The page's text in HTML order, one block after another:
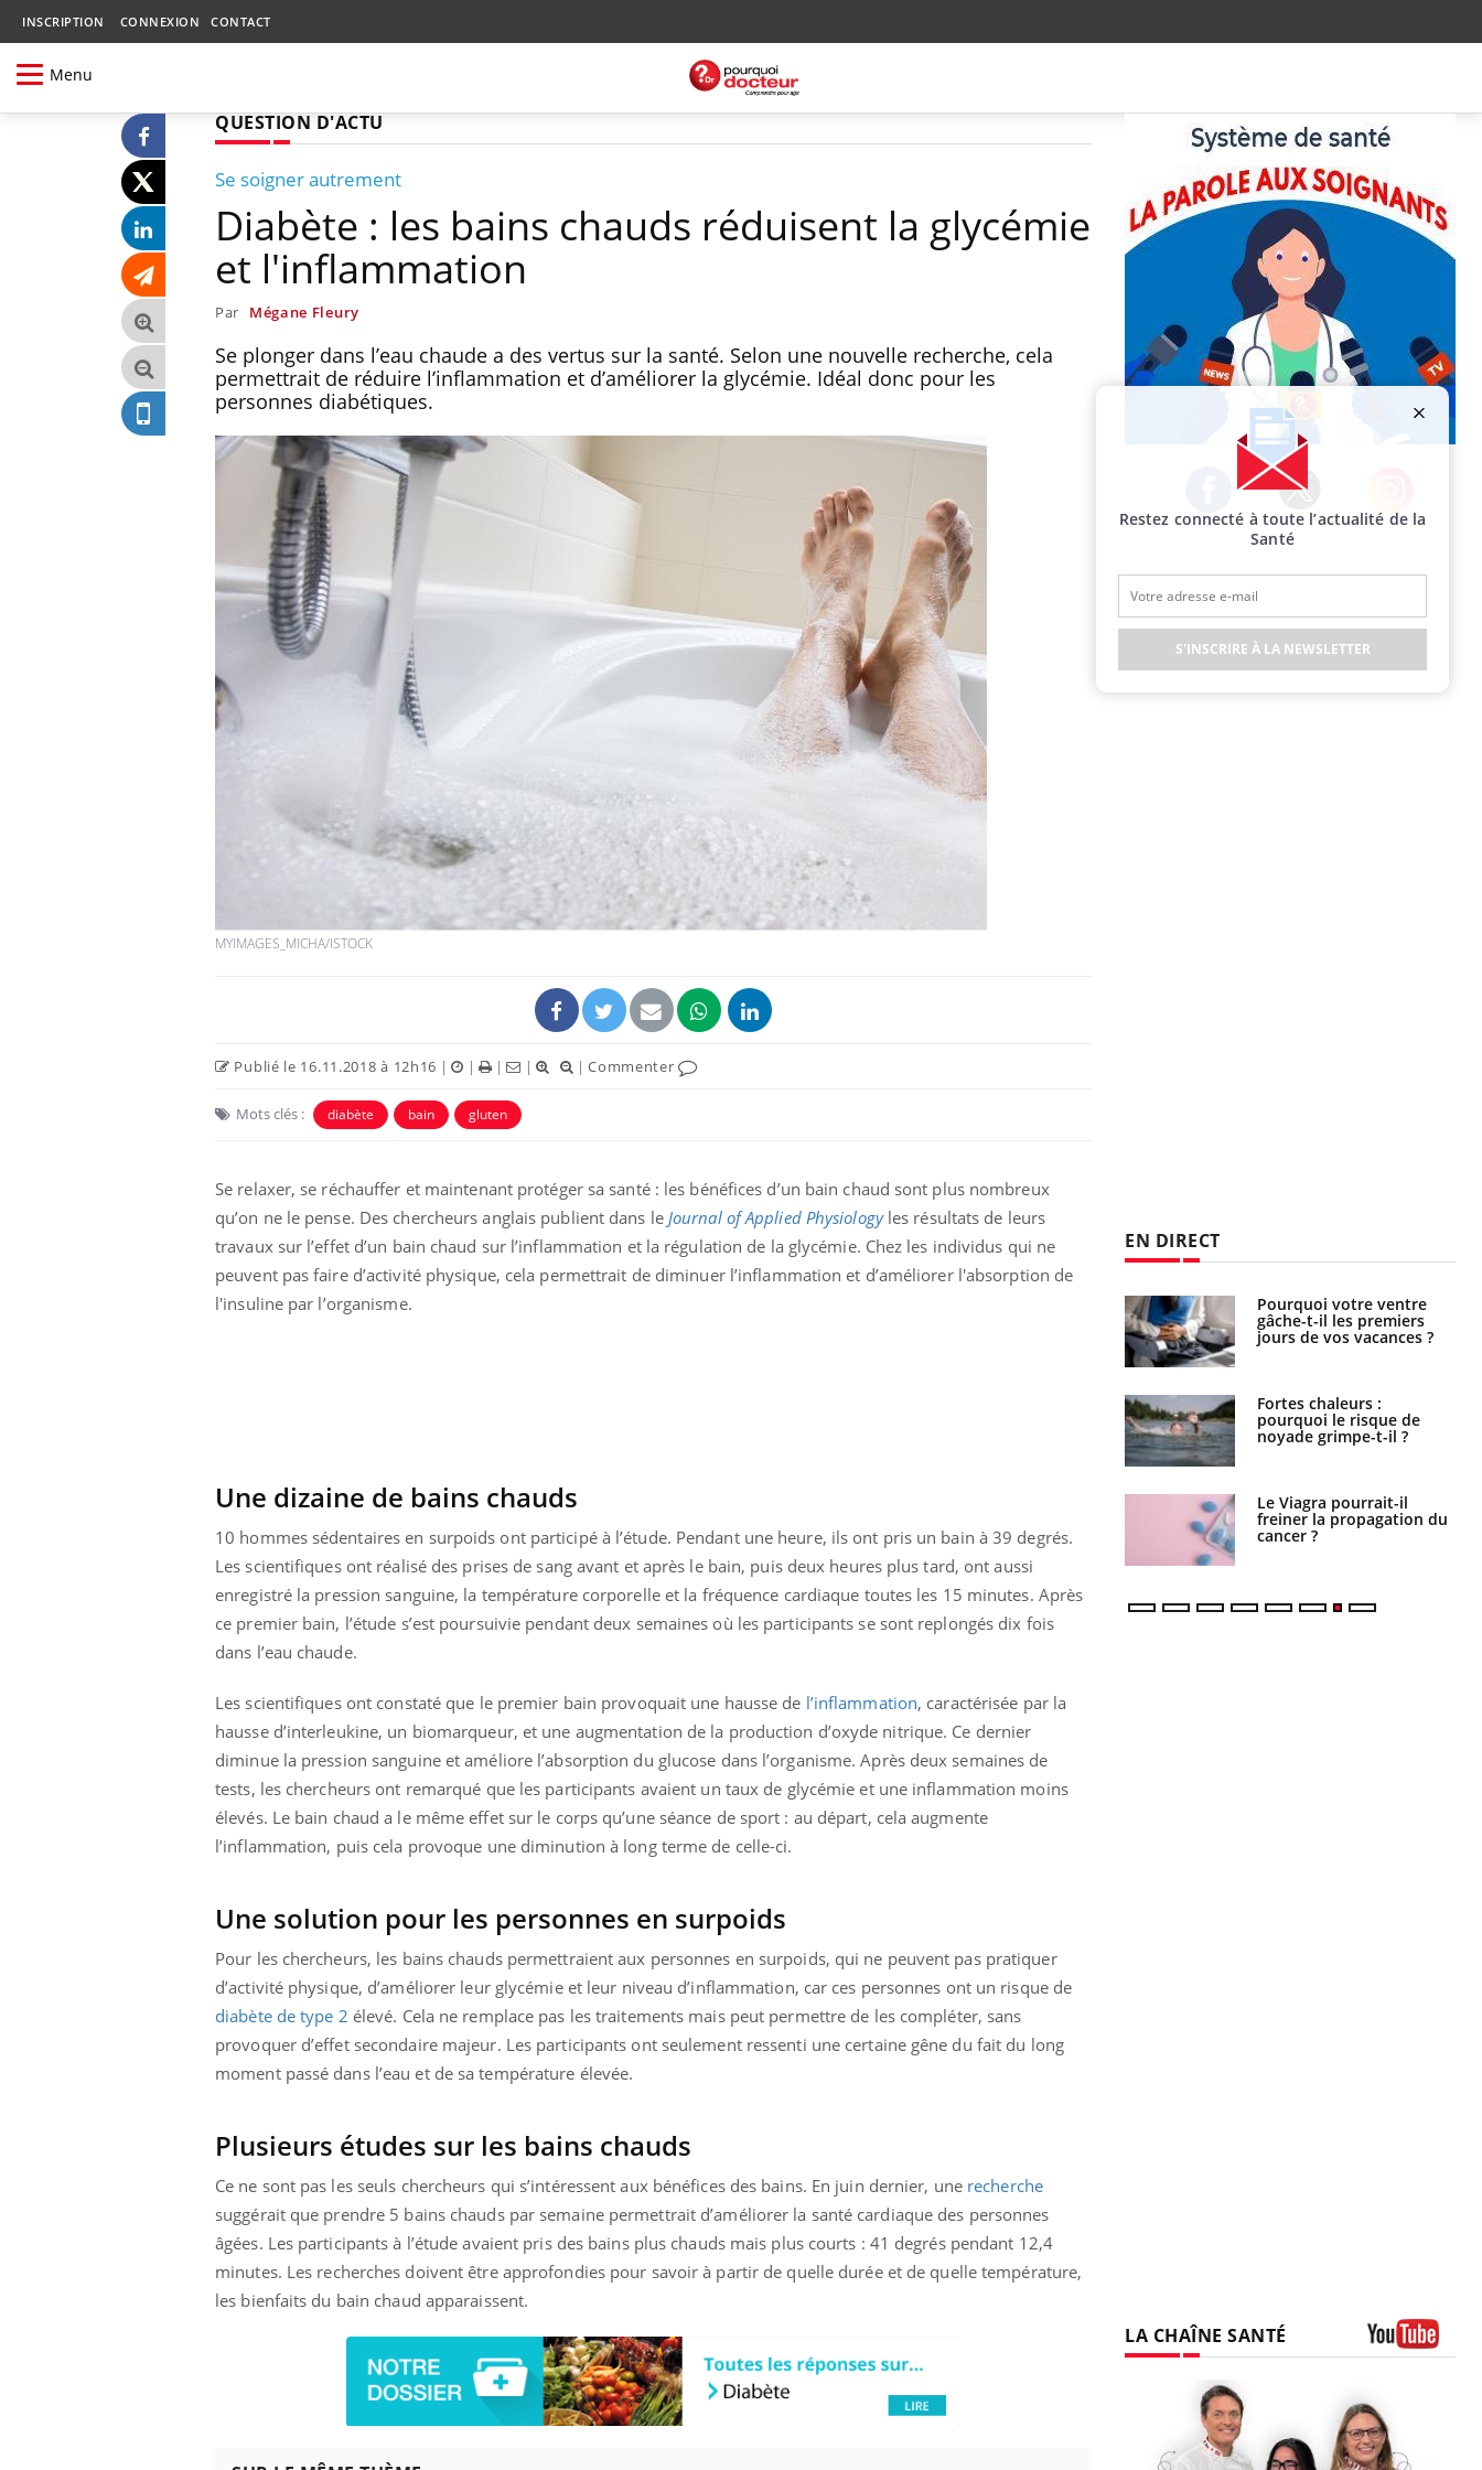
INSCRIPTION CONNEXION CONTACT
Menu
QUESTION D'ACTU
Se soigner autrement
Diabète : les bains chauds réduisent la glycémie
et l'inflammation
Par Mégane Fleury
Se plonger dans l’eau chaude a des vertus sur la santé. Selon une nouvelle recherche, cela
permettrait de réduire l’inflammation et d’améliorer la glycémie. Idéal donc pour les
personnes diabétiques.
MYIMAGES_MICHA/ISTOCK
Publié le 16.11.2018 à 12h16 | | | | |Commenter
Mots clés : diabète bain gluten
Se relaxer, se réchauffer et maintenant protéger sa santé : les bénéfices d’un bain chaud sont plus nombreux
qu’on ne le pense. Des chercheurs anglais publient dans le Journal of Applied Physiologyles résultats de leurs
travaux sur l’effet d’un bain chaud sur l’inflammation et la régulation de la glycémie. Chez les individus qui ne
peuvent pas faire d’activité physique, cela permettrait de diminuer l’inflammation et d’améliorer l'absorption de
l'insuline par l’organisme.
Une dizaine de bains chauds
10 hommes sédentaires en surpoids ont participé à l’étude. Pendant une heure, ils ont pris un bain à 39 degrés.
Les scientifiques ont réalisé des prises de sang avant et après le bain, puis deux heures plus tard, ont aussi
enregistré la pression sanguine, la température corporelle et la fréquence cardiaque toutes les 15 minutes. Après
ce premier bain, l’étude s’est poursuivie pendant deux semaines où les participants se sont replongés dix fois
dans l’eau chaude.
Les scientifiques ont constaté que le premier bain provoquait une hausse de l’inflammation, caractérisée par la
hausse d’interleukine, un biomarqueur, et une augmentation de la production d’oxyde nitrique. Ce dernier
diminue la pression sanguine et améliore l’absorption du glucose dans l’organisme. Après deux semaines de
tests, les chercheurs ont remarqué que les participants avaient un taux de glycémie et une inflammation moins
élevés. Le bain chaud a le même effet sur le corps qu’une séance de sport : au départ, cela augmente
l’inflammation, puis cela provoque une diminution à long terme de celle-ci.
Une solution pour les personnes en surpoids
Pour les chercheurs, les bains chauds permettraient aux personnes en surpoids, qui ne peuvent pas pratiquer
d’activité physique, d’améliorer leur glycémie et leur niveau d’inflammation, car ces personnes ont un risque de
diabète de type 2 élevé. Cela ne remplace pas les traitements mais peut permettre de les compléter, sans
provoquer d’effet secondaire majeur. Les participants ont seulement ressenti une certaine gêne du fait du long
moment passé dans l’eau et de sa température élevée.
Plusieurs études sur les bains chauds
Ce ne sont pas les seuls chercheurs qui s’intéressent aux bénéfices des bains. En juin dernier, une recherche
suggérait que prendre 5 bains chauds par semaine permettrait d’améliorer la santé cardiaque des personnes
âgées. Les participants à l’étude avaient pris des bains plus chauds mais plus courts : 41 degrés pendant 12,4
minutes. Les recherches doivent être approfondies pour savoir à partir de quelle durée et de quelle température,
les bienfaits du bain chaud apparaissent.
Facebook Twitter Instagram
EN DIRECT
Grossesse à risque : ce jus
naturel attire l'attention
Toujours connectés :
empiète de plus en plus ? elle enfin ?
Pourquoi votre ventre
gâche-t-il les premiers
jours de vos vacances ?
Fortes chaleurs :
pourquoi le risque de
noyade grimpe-t-il ?
Le Viagra pourrait-il
freiner la propagation du
cancer ?
LA CHAÎNE SANTÉ
Restez connecté à toute l’actualité de la
Santé
S'INSCRIRE À LA NEWSLETTER